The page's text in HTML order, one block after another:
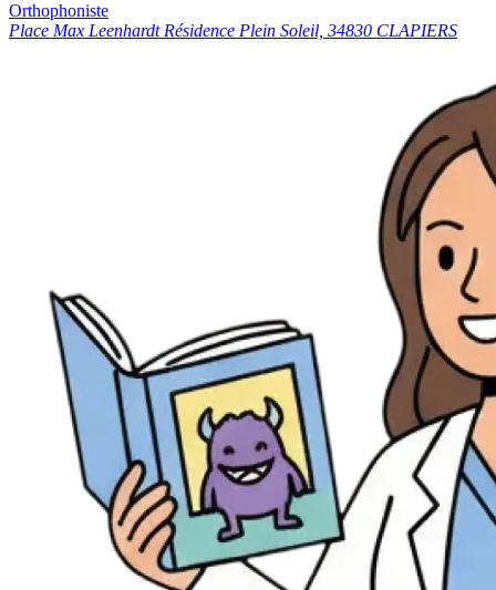
Orthophoniste
Place Max Leenhardt Résidence Plein Soleil, 34830 CLAPIERS